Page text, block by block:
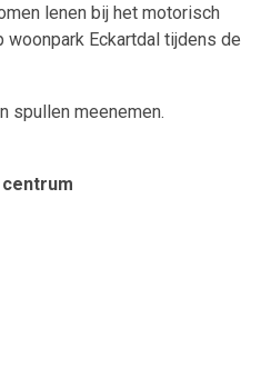
lenen bij het motorisch
Eckartdal tijdens de
spullen meenemen.